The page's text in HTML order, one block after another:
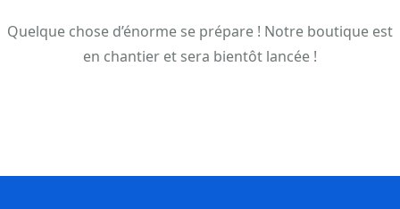
Quelque chose d’énorme se prépare ! Notre boutique est
en chantier et sera bientôt lancée !